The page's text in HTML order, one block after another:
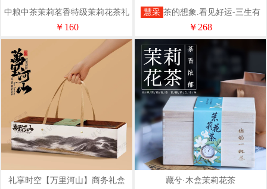
中粮中茶茉莉茗香特级茉莉花茶礼
盒200克（50g*4）
￥160
慧采 茶的想象.看见好运-三生有
幸
￥268
礼享时空【万里河山】商务礼盒 藏兮·木盒茉莉花茶